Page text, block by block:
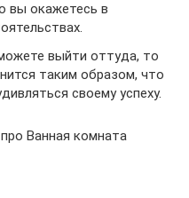
вы окажетесь в
выйти оттуда, то
таким образом, что
своему успеху.
Ванная комната